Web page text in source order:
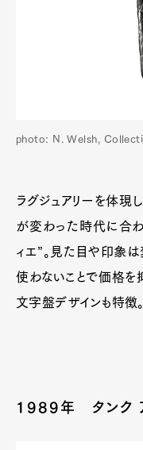
photo: N. Welsh,
ラグジュアリーを体現
が変わった時代に合
ィエ”。見た目や印象
使わないことで価格を
文字盤デザインも特徴。
1989年 タンク